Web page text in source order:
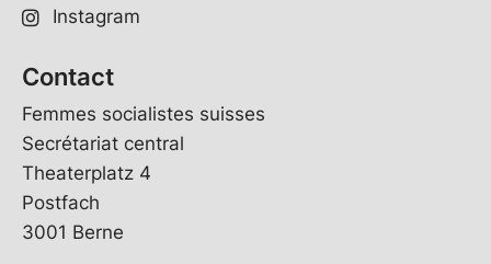
Instagram
Contact
Femmes socialistes suisses
Secrétariat central
Theaterplatz 4
Postfach
3001 Berne